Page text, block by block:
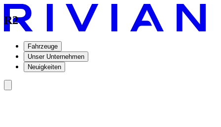
Fahrzeuge
Unser Unternehmen
Neuigkeiten
R2